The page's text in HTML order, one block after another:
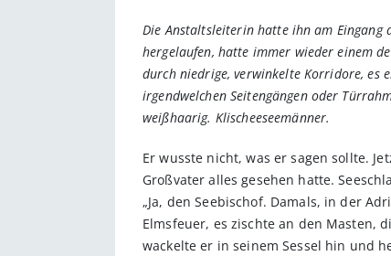
Die Anstaltsleiterin hatte ihn am Eingang
hergelaufen, hatte immer wieder einem
durch niedrige, verwinkelte Korridore, es
irgendwelchen Seitengängen oder
weißhaarig. Klischeeseemänner.
Er wusste nicht, was er sagen sollte.
Großvater alles gesehen hatte.
„Ja, den Seebischof. Damals, in der
Elmsfeuer, es zischte an den Masten,
wackelte er in seinem Sessel hin und